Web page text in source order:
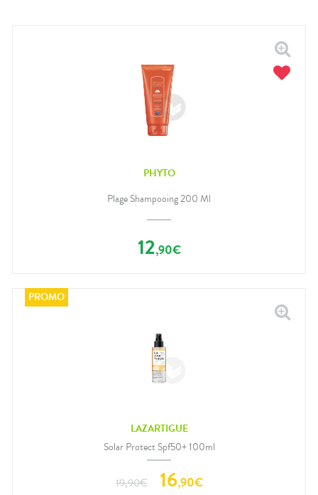
PHYTO
Plage Shampooing 200 Ml
12,90€
LAZARTIGUE
Solar Protect Spf50+ 100ml
19,90€ 16,90€